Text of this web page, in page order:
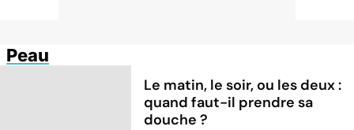
Peau
Le matin, le soir, ou les deux :
quand faut-il prendre sa
douche ?